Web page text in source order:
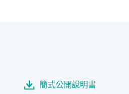
簡式公開說明書